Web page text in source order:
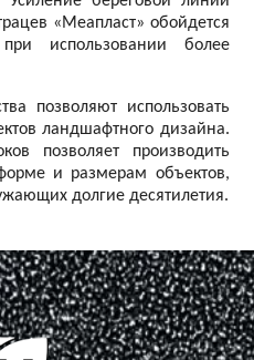
«Меапласт» обойдется
использовании более
позволяют использовать
ландшафтного дизайна.
позволяет производить
и размерам объектов,
долгие десятилетия.